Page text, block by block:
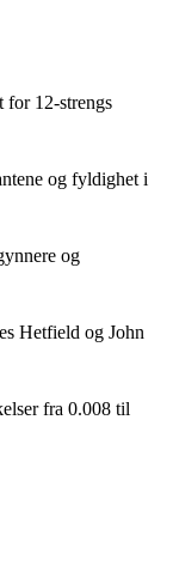
for 12-strengs
og fyldighet i
og
Hetfield og John
fra 0.008 til